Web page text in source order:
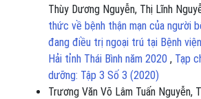
Thùy Dương Nguyễn, Thị Lĩnh
thức về bệnh thận mạn của người
đang điều trị ngoại trú tại Bệnh
Hải tỉnh Thái Bình năm 2020 , Tạp
dưỡng: Tập 3 Số 3 (2020)
Trương Văn Võ Lâm Tuấn Nguyễn,